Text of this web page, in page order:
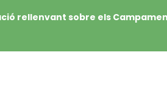
rellenvant sobre els